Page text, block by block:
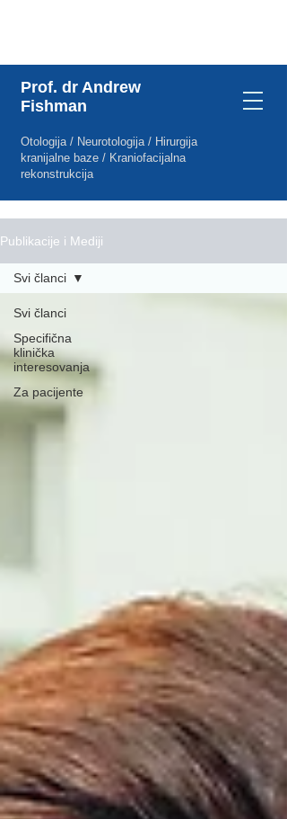
Prof. dr Andrew
Fishman
Otologija / Neurotologija / Hirurgija
kranijalne baze / Kraniofacijalna
rekonstrukcija
Publikacije i Mediji
Svi članci
Specifična
klinička
interesovanja
Za pacijente
Svi članci